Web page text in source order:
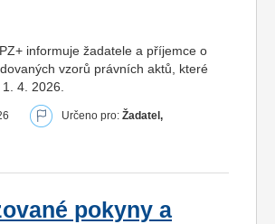
informuje žadatele a příjemce o
vzorů právních aktů, které
4. 2026.
Určeno pro: Žadatel,
pokyny a